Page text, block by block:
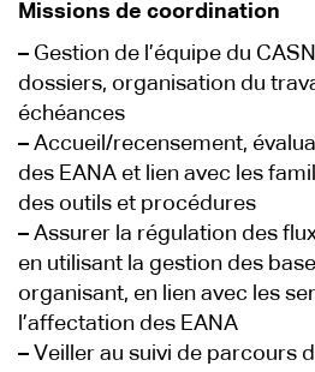
Missions de coordination
– Gestion de l’équipe du
dossiers, organisation du
échéances
– Accueil/recensement,
des EANA et lien avec les
des outils et procédures
– Assurer la régulation des
en utilisant la gestion des
organisant, en lien avec les
l’affectation des EANA
– Veiller au suivi de parcours